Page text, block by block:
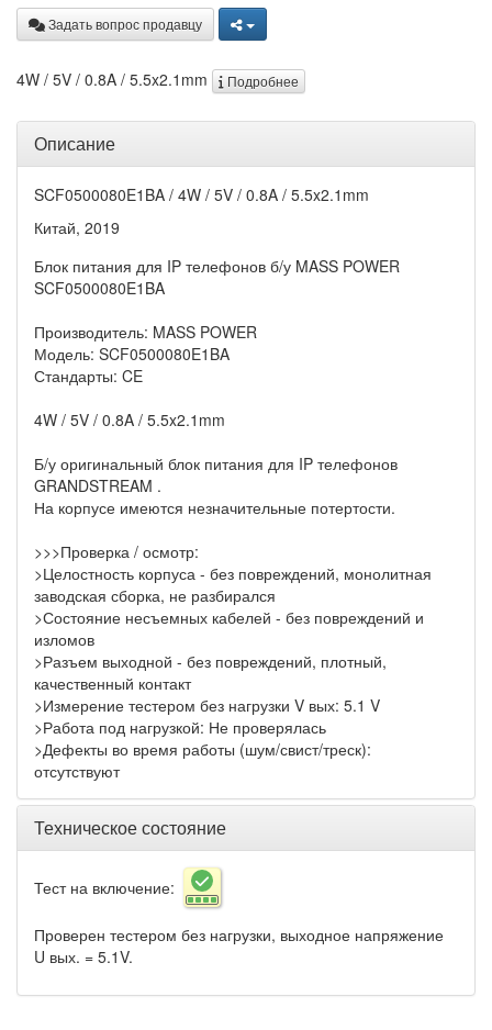
Задать вопрос продавцу
4W / 5V / 0.8A / 5.5x2.1mm Подробнее
Описание
SCF0500080E1BA / 4W / 5V / 0.8A / 5.5x2.1mm
Китай, 2019
Блок питания для IP телефонов б/у MASS POWER
SCF0500080E1BA
Производитель: MASS POWER
Модель: SCF0500080E1BA
Стандарты: CE
4W / 5V / 0.8A / 5.5x2.1mm
Б/у оригинальный блок питания для IP телефонов
GRANDSTREAM .
На корпусе имеются незначительные потертости.
>>>Проверка / осмотр:
>Целостность корпуса - без повреждений, монолитная
заводская сборка, не разбирался
>Состояние несъемных кабелей - без повреждений и
изломов
>Разъем выходной - без повреждений, плотный,
качественный контакт
>Измерение тестером без нагрузки V вых: 5.1 V
>Работа под нагрузкой: Не проверялась
>Дефекты во время работы (шум/свист/треск):
отсутствуют
Техническое состояние
Тест на включение:
Проверен тестером без нагрузки, выходное напряжение
U вых. = 5.1V.